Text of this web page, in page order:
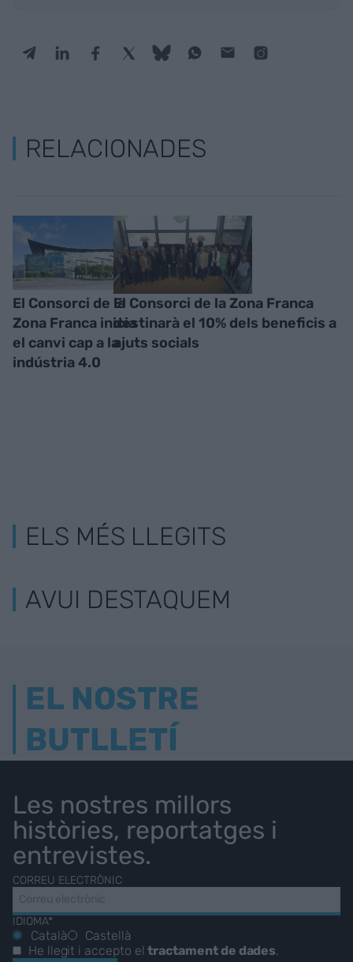
RELACIONADES
El Consorci de la
Zona Franca inicia
el canvi cap a la
indústria 4.0
El Consorci de la Zona Franca
destinarà el 10% dels beneficis a
ajuts socials
ELS MÉS LLEGITS
AVUI DESTAQUEM
EL NOSTRE
BUTLLETÍ
Les nostres millors
històries, reportatges i
entrevistes.
CORREU ELECTRÒNIC
IDIOMA*
Català
Castellà
He llegit i accepto eltractament de dades.